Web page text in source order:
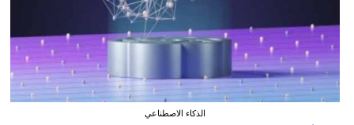
الذكاء الاصطناعي